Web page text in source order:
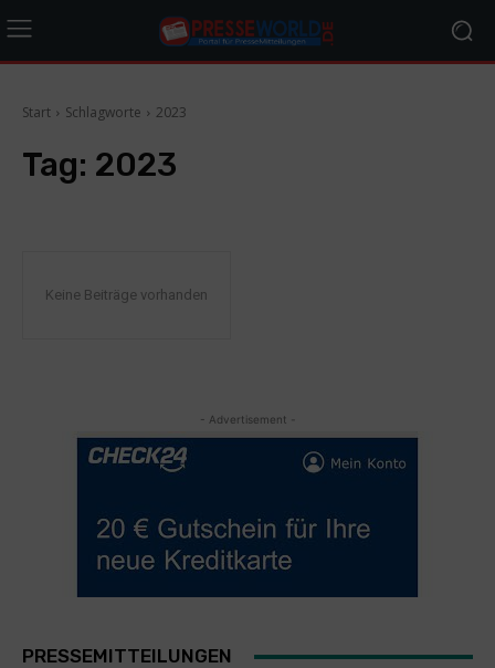
Start Schlagworte 2023
Tag: 2023
Keine Beiträge vorhanden
- Advertisement -
PRESSEMITTEILUNGEN